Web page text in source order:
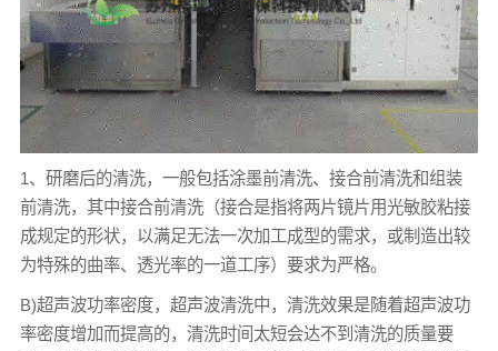
1、研磨后的清洗，一般包括涂墨前清洗、接合前清洗和组装
前清洗，其中接合前清洗（接合是指将两片镜片用光敏胶粘接
成规定的形状，以满足无法一次加工成型的需求，或制造出较
为特殊的曲率、透光率的一道工序）要求为严格。
B)超声波功率密度，超声波清洗中，清洗效果是随着超声波功
率密度增加而提高的，清洗时间太短会达不到清洗的质量要